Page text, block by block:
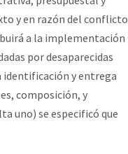
y en razón del conflicto
a la implementación
por desaparecidas
identificación y entrega
composición, y
uno) se especificó que